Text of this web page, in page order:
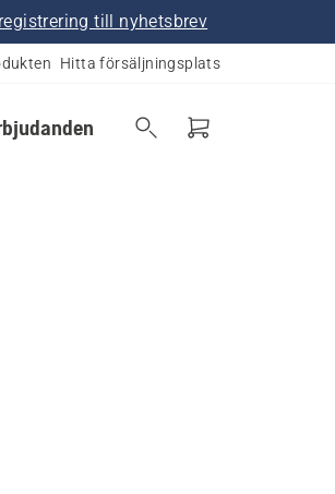
till nyhetsbrev
Hitta försäljningsplats